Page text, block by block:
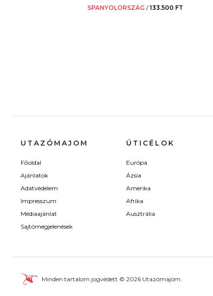
SPANYOLORSZÁG /133.500 FT
UTAZÓMAJOM
Főoldal
Ajánlatok
Adatvédelem
Impresszum
Médiaajánlat
Sajtómegjelenések
ÚTICÉLOK
Európa
Ázsia
Amerika
Afrika
Ausztrália
Minden tartalom jogvédett © 2026 Utazómajom.